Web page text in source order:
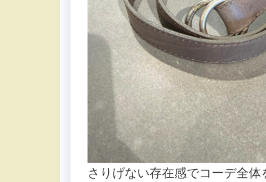
さりげない存在感でコーデ全体